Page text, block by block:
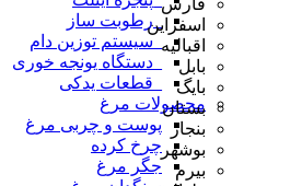
_رطوبت ساز
_سیستم توزین دام
_دستگاه یونجه خوری
_قطعات یدکی
محصولات مرغ
پوست و چربی مرغ
چرخ کرده
جگر مرغ
فارس
اسفراین
اقبالیه
بابل
بایگ
بستان
بنجار
بوشهر
بیرم